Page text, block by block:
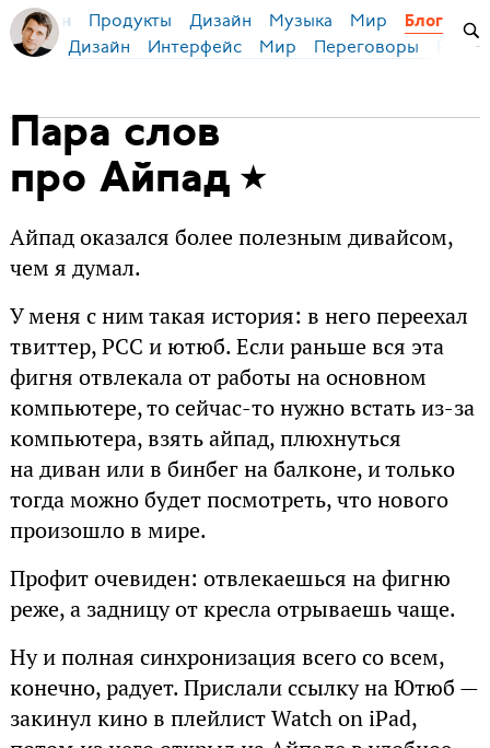
Бирман Продукты Дизайн Музыка Мир Блог
Дизайн Интерфейс Мир Переговоры
Пара слов
про Айпад
Айпад оказался более полезным дивайсом,
чем я думал.
У меня с ним такая история: в него переехал
твиттер, РСС и ютюб. Если раньше вся эта
фигня отвлекала от работы на основном
компьютере, то сейчас-то нужно встать из-за
компьютера, взять айпад, плюхнуться
на диван или в бинбег на балконе, и только
тогда можно будет посмотреть, что нового
произошло в мире.
Профит очевиден: отвлекаешься на фигню
реже, а задницу от кресла отрываешь чаще.
Ну и полная синхронизация всего со всем,
конечно, радует. Прислали ссылку на Ютюб —
закинул кино в плейлист Watch on iPad,